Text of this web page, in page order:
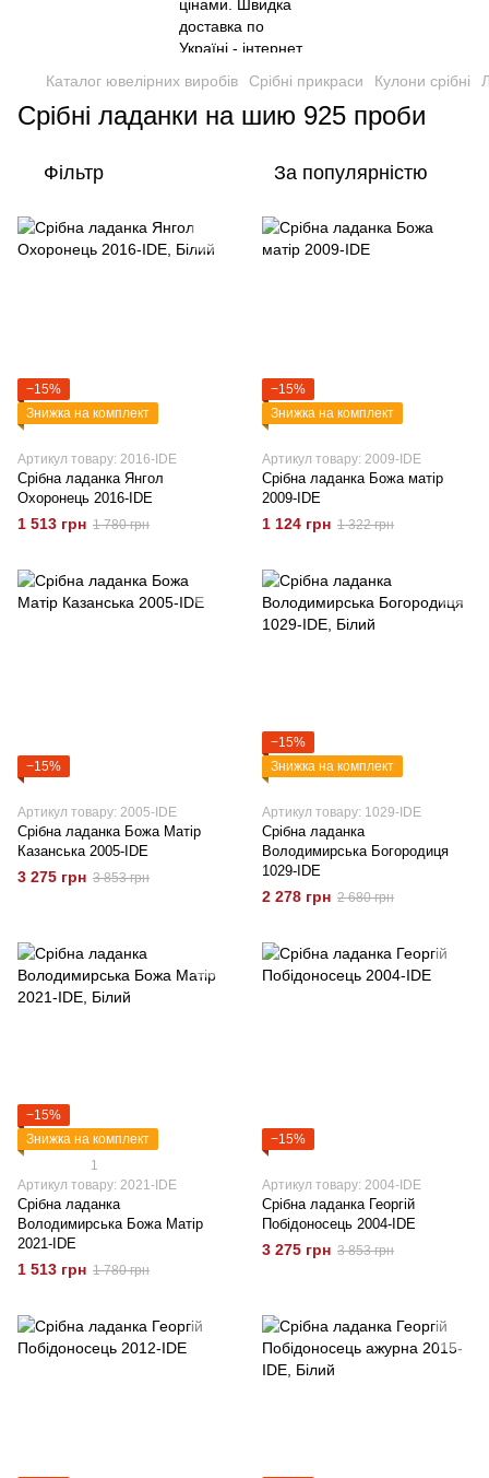
Каталог ювелірних виробів Срібні прикраси Кулони срібні
Срібні ладанки на шию 925 проби
Фільтр За популярністю
−15%
Знижка на комплект
Артикул товару: 2016-IDE
Срібна ладанка Янгол
Охоронець 2016-IDE
1 513 грн 1 780 грн
−15%
Знижка на комплект
Артикул товару: 2009-IDE
Срібна ладанка Божа матір
2009-IDE
1 124 грн 1 322 грн
−15%
Артикул товару: 2005-IDE
Срібна ладанка Божа Матір
Казанська 2005-IDE
3 275 грн 3 853 грн
−15%
Знижка на комплект
Артикул товару: 1029-IDE
Срібна ладанка
Володимирська Богородиця
1029-IDE
2 278 грн 2 680 грн
−15%
Знижка на комплект
1
Артикул товару: 2021-IDE
Срібна ладанка
Володимирська Божа Матір
2021-IDE
1 513 грн 1 780 грн
−15%
Артикул товару: 2004-IDE
Срібна ладанка Георгій
Побідоносець 2004-IDE
3 275 грн 3 853 грн